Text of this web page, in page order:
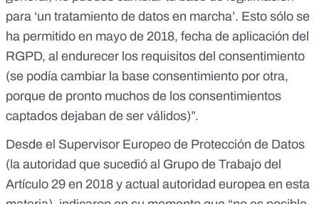
para ‘un tratamiento de datos en marcha’. Esto sólo se
ha permitido en mayo de 2018, fecha de aplicación del
RGPD, al endurecer los requisitos del consentimiento
(se podía cambiar la base consentimiento por otra,
porque de pronto muchos de los consentimientos
captados dejaban de ser válidos)”.
Desde el Supervisor Europeo de Protección de Datos
(la autoridad que sucedió al Grupo de Trabajo del
Artículo 29 en 2018 y actual autoridad europea en esta